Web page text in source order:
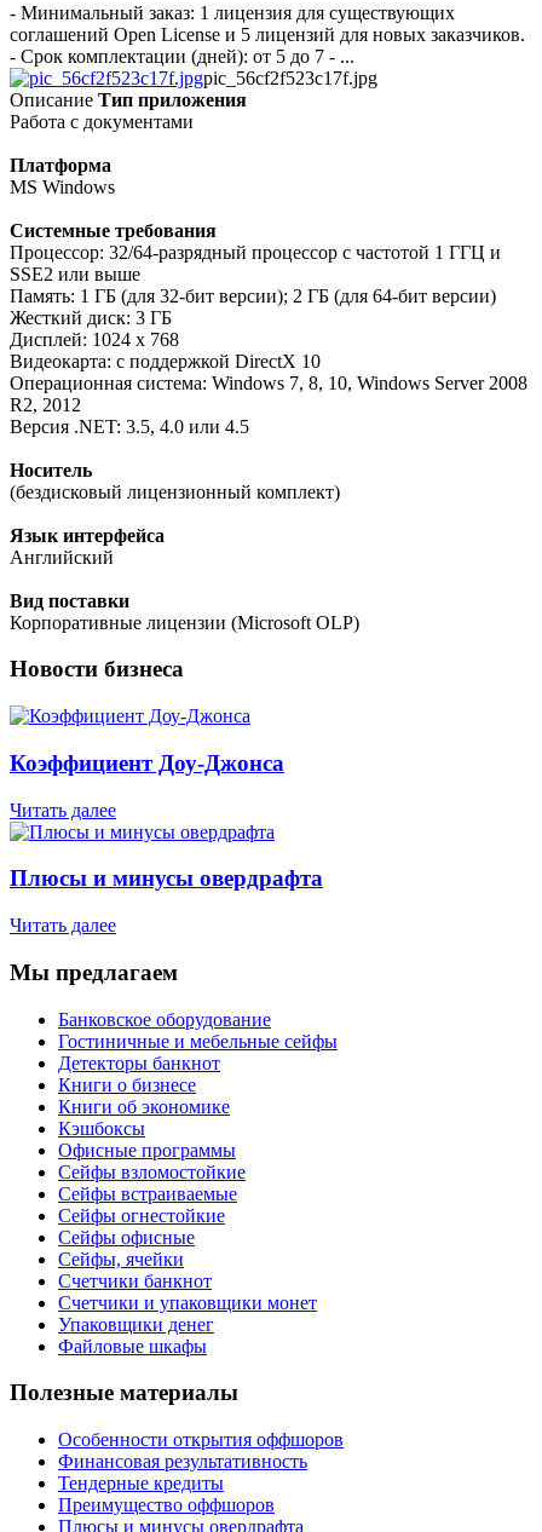
- Минимальный заказ: 1 лицензия для существующих
соглашений Open License и 5 лицензий для новых заказчиков.
- Срок комплектации (дней): от 5 до 7 - ...
pic_56cf2f523c17f.jpg
Описание Тип приложения
Работа с документами
Платформа
MS Windows
Системные требования
Процессор: 32/64-разрядный процессор с частотой 1 ГГЦ и
SSE2 или выше
Память: 1 ГБ (для 32-бит версии); 2 ГБ (для 64-бит версии)
Жесткий диск: 3 ГБ
Дисплей: 1024 x 768
Видеокарта: с поддержкой DirectX 10
Операционная система: Windows 7, 8, 10, Windows Server 2008
R2, 2012
Версия .NET: 3.5, 4.0 или 4.5
Носитель
(бездисковый лицензионный комплект)
Язык интерфейса
Английский
Вид поставки
Корпоративные лицензии (Microsoft OLP)
Новости бизнеса
Коэффициент Доу-Джонса
Читать далее
Плюсы и минусы овердрафта
Читать далее
Мы предлагаем
Банковское оборудование
Гостиничные и мебельные сейфы
Детекторы банкнот
Книги о бизнесе
Книги об экономике
Кэшбоксы
Офисные программы
Сейфы взломостойкие
Сейфы встраиваемые
Сейфы огнестойкие
Сейфы офисные
Сейфы, ячейки
Счетчики банкнот
Счетчики и упаковщики монет
Упаковщики денег
Файловые шкафы
Полезные материалы
Особенности открытия оффшоров
Финансовая результативность
Тендерные кредиты
Преимущество оффшоров
Плюсы и минусы овердрафта